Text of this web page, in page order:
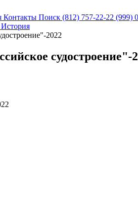
Контакты Поиск (812) 757-22-22 (999)
История
2022
судостроение"-